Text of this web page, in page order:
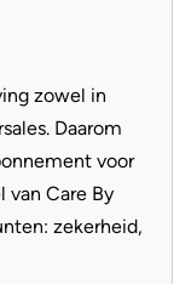
zowel in
Daarom
voor
Care By
zekerheid,